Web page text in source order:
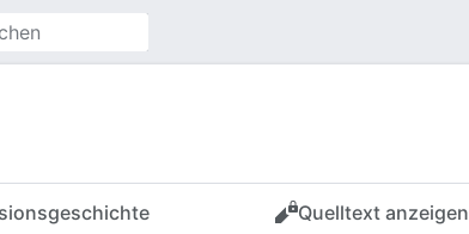
Quelltext anzeigen